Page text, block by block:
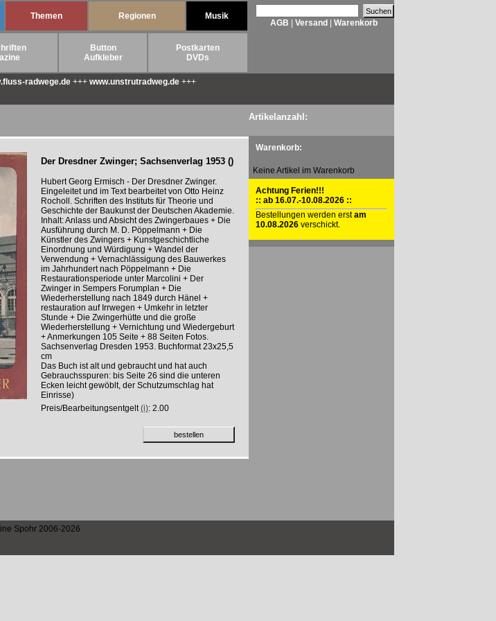
Themen Regionen Musik
Button
Aufkleber
Postkarten
DVDs
AGB Versand Warenkorb
radwege.de+++ www.unstrutradweg.de+++
Der Dresdner Zwinger; Sachsenverlag 1953 ()
Hubert Georg Ermisch - Der Dresdner Zwinger.
Eingeleitet und im Text bearbeitet von Otto Heinz
Rocholl. Schriften des Instituts für Theorie und
Geschichte der Baukunst der Deutschen Akademie.
Inhalt: Anlass und Absicht des Zwingerbaues + Die
Ausführung durch M. D. Pöppelmann + Die
Künstler des Zwingers + Kunstgeschichtliche
Einordnung und Würdigung + Wandel der
Verwendung + Vernachlässigung des Bauwerkes
im Jahrhundert nach Pöppelmann + Die
Restaurationsperiode unter Marcolini + Der
Zwinger in Sempers Forumplan + Die
Wiederherstellung nach 1849 durch Hänel +
restauration auf Irrwegen + Umkehr in letzter
Stunde + Die Zwingerhütte und die große
Wiederherstellung + Vernichtung und Wiedergeburt
+ Anmerkungen 105 Seite + 88 Seiten Fotos.
Sachsenverlag Dresden 1953. Buchformat 23x25,5
cm
Das Buch ist alt und gebraucht und hat auch
Gebrauchsspuren: bis Seite 26 sind die unteren
Ecken leicht gewöblt, der Schutzumschlag hat
Einrisse)
Preis/Bearbeitungsentgelt(i): 2.00
Artikelanzahl:
Warenkorb:
Keine Artikel im Warenkorb
Achtung Ferien!!!
:: ab 16.07.-10.08.2026 ::
Bestellungen werden erstam
10.08.2026 verschickt.
Spohr 2006-2026